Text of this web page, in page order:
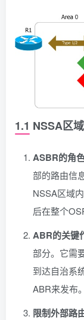
1.1 NSSA区
ASBR的角
部的路由信
NSSA区域
后在整个
ABR的关键
部分。它需
到达自治系
ABR来发布。
限制外部路